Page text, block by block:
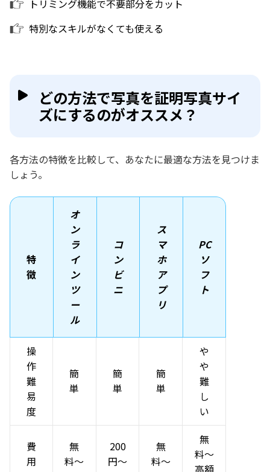
トリミング機能で不要部分をカット
特別なスキルがなくても使える
どの方法で写真を証明写真サイ
ズにするのがオススメ？
各方法の特徴を比較して、あなたに最適な方法を見つけま
しょう。
特
徴
オ
ン
ラ
イ
ン
ツ
ー
ル
コ
ン
ビ
ニ
ス
マ
ホ
ア
プ
リ
PC
ソ
フ
ト
操
作
難
易
度
簡
単
簡
単
簡
単
や
や
難
し
い
費
用
無
料〜
200
円〜
無
料〜
無
料〜
高額